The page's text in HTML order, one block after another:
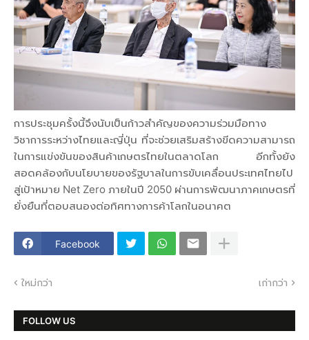
การประชุมครั้งนี้จึงนับเป็นก้าวสำคัญของความร่วมมือทาง
วิชาการระหว่างไทยและญี่ปุ่น ที่จะช่วยเสริมสร้างขีดความสามารถ
ในการแข่งขันของสินค้าเกษตรไทยในตลาดโลก อีกทั้งยัง
สอดคล้องกับนโยบายของรัฐบาลในการขับเคลื่อนประเทศไทยไป
สู่เป้าหมาย Net Zero ภายในปี 2050 ผ่านการพัฒนาภาคเกษตรที่
ยั่งยืนที่ตอบสนองต่อทิศทางการค้าโลกในอนาคต
Facebook
ใหม่กว่า เก่ากว่า
FOLLOW US